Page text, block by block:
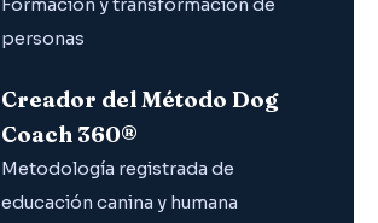
Formación y transformación de
personas
Creador del Método Dog
Coach 360®
Metodología registrada de
educación canina y humana